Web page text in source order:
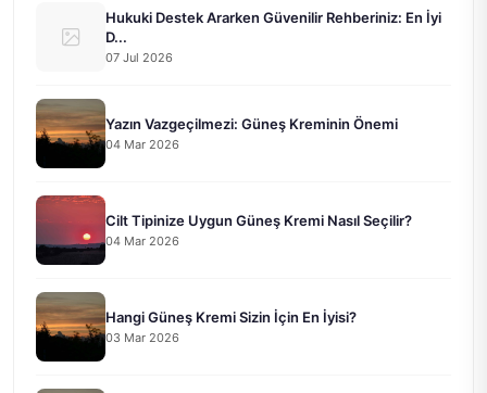
Hukuki Destek Ararken Güvenilir Rehberiniz: En İyi
D...
07 Jul 2026
Yazın Vazgeçilmezi: Güneş Kreminin Önemi
04 Mar 2026
Cilt Tipinize Uygun Güneş Kremi Nasıl Seçilir?
04 Mar 2026
Hangi Güneş Kremi Sizin İçin En İyisi?
03 Mar 2026